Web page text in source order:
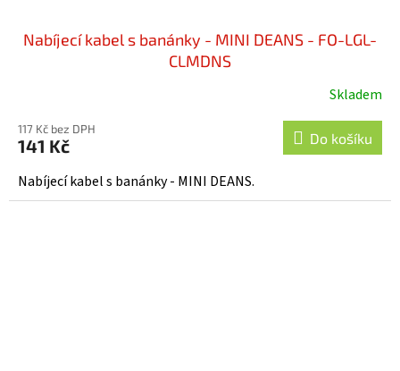
Nabíjecí kabel s banánky - MINI DEANS - FO-LGL-
CLMDNS
Skladem
117 Kč bez DPH
141 Kč Do košíku
Nabíjecí kabel s banánky - MINI DEANS.